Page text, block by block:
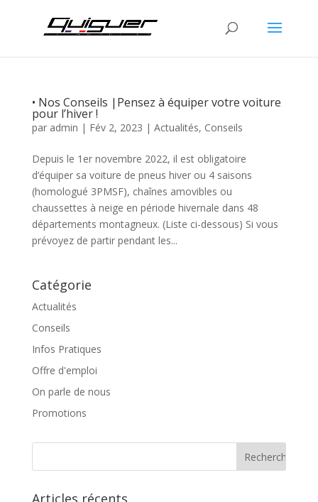
• Nos Conseils |Pensez à équiper votre voiture
pour l’hiver !
par admin | Fév 2, 2023 | Actualités, Conseils
Depuis le 1er novembre 2022, il est obligatoire
d’équiper sa voiture de pneus hiver ou 4 saisons
(homologué 3PMSF), chaînes amovibles ou
chaussettes à neige en période hivernale dans 48
départements montagneux. (Liste ci-dessous) Si vous
prévoyez de partir pendant les...
Catégorie
Actualités
Conseils
Infos Pratiques
Offre d'emploi
On parle de nous
Promotions
Articles récents